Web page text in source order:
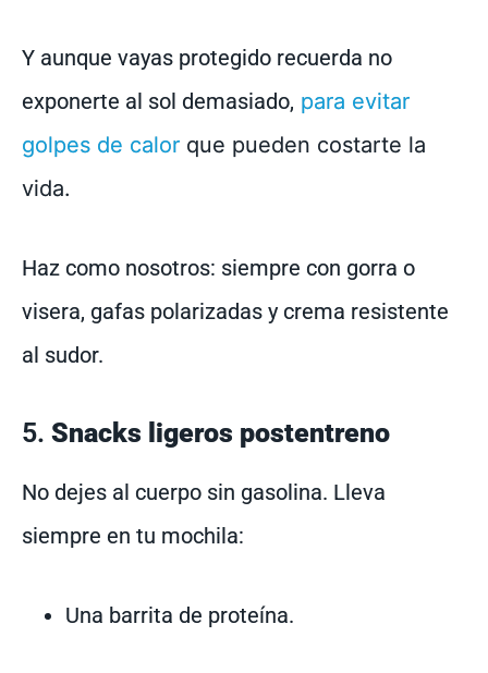
Y aunque vayas protegido recuerda no
exponerte al sol demasiado, para evitar
golpes de calor que pueden costarte la
vida.
Haz como nosotros: siempre con gorra o
visera, gafas polarizadas y crema resistente
al sudor.
5. Snacks ligeros postentreno
No dejes al cuerpo sin gasolina. Lleva
siempre en tu mochila:
Una barrita de proteína.